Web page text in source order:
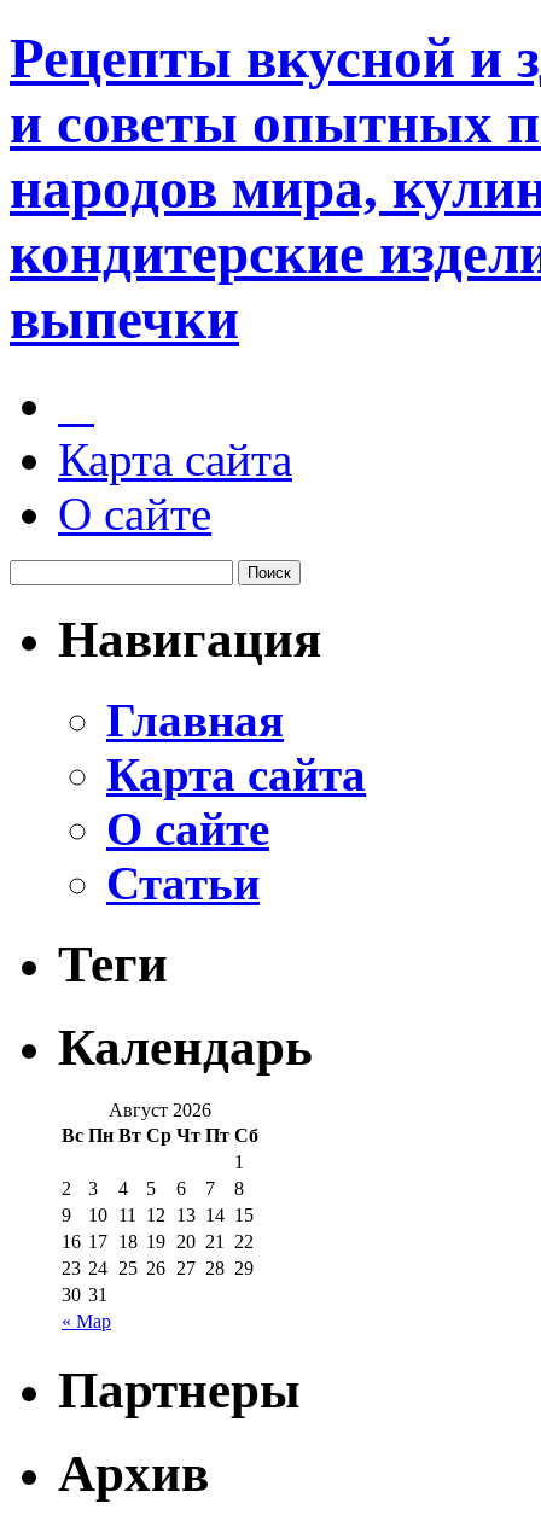
Рецепты вкусной и
и советы опытных
народов мира,
кондитерские
выпечки
Карта сайта
О сайте
Навигация
Главная
Карта сайта
О сайте
Статьи
Теги
Календарь
Август 2026
Вс Пн Вт Ср Чт Пт Сб
« Мар
1
2
3 4 5 6 7
8
9
10 11 12 13 14 15
16 17 18 19 20 21 22
23 24 25 26 27 28 29
30 31
Партнеры
Архив